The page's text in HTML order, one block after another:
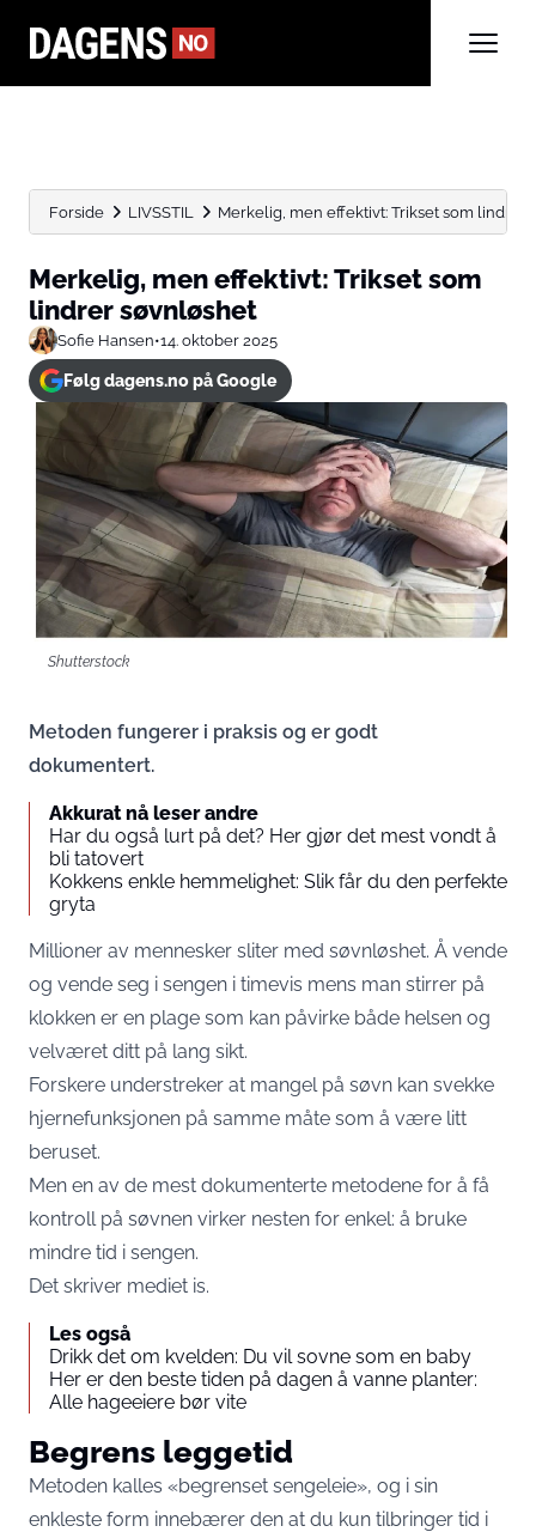
Forside LIVSSTIL Merkelig, men effektivt: Trikset som lindrer
Merkelig, men effektivt: Trikset som
lindrer søvnløshet
Sofie Hansen•14. oktober 2025
Følg dagens.no på Google
Shutterstock
Metoden fungerer i praksis og er godt
dokumentert.
Akkurat nå leser andre
Har du også lurt på det? Her gjør det mest vondt å
bli tatovert
Kokkens enkle hemmelighet: Slik får du den perfekte
gryta
Millioner av mennesker sliter med søvnløshet. Å vende
og vende seg i sengen i timevis mens man stirrer på
klokken er en plage som kan påvirke både helsen og
velværet ditt på lang sikt.
Forskere understreker at mangel på søvn kan svekke
hjernefunksjonen på samme måte som å være litt
beruset.
Men en av de mest dokumenterte metodene for å få
kontroll på søvnen virker nesten for enkel: å bruke
mindre tid i sengen.
Det skriver mediet is.
Les også
Drikk det om kvelden: Du vil sovne som en baby
Her er den beste tiden på dagen å vanne planter:
Alle hageeiere bør vite
Begrens leggetid
Metoden kalles «begrenset sengeleie», og i sin
enkleste form innebærer den at du kun tilbringer tid i